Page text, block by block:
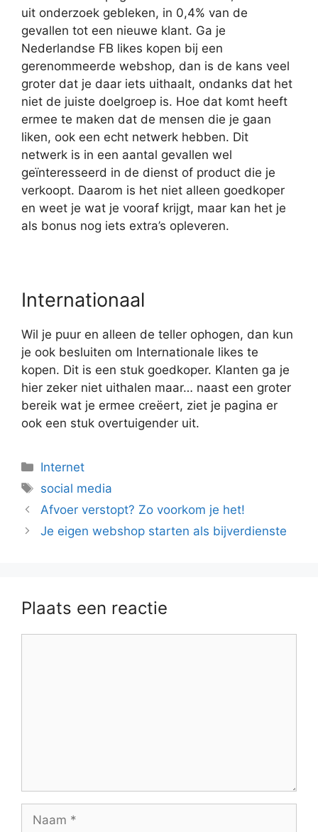
uit onderzoek gebleken, in 0,4% van de
gevallen tot een nieuwe klant. Ga je
Nederlandse FB likes kopen bij een
gerenommeerde webshop, dan is de kans veel
groter dat je daar iets uithaalt, ondanks dat het
niet de juiste doelgroep is. Hoe dat komt heeft
ermee te maken dat de mensen die je gaan
liken, ook een echt netwerk hebben. Dit
netwerk is in een aantal gevallen wel
geïnteresseerd in de dienst of product die je
verkoopt. Daarom is het niet alleen goedkoper
en weet je wat je vooraf krijgt, maar kan het je
als bonus nog iets extra’s opleveren.
Internationaal
Wil je puur en alleen de teller ophogen, dan kun
je ook besluiten om Internationale likes te
kopen. Dit is een stuk goedkoper. Klanten ga je
hier zeker niet uithalen maar… naast een groter
bereik wat je ermee creëert, ziet je pagina er
ook een stuk overtuigender uit.
Categorieën
Internet
Tags
social media
Afvoer verstopt? Zo voorkom je het!
Je eigen webshop starten als bijverdienste
Plaats een reactie